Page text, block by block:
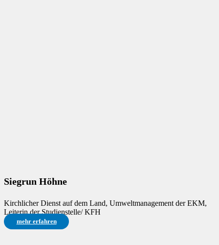
Siegrun Höhne
Kirchlicher Dienst auf dem Land, Umweltmanagement der EKM,
Leiterin der Studienstelle/ KFH
mehr erfahren